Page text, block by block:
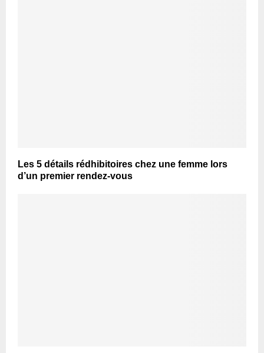
Les 5 détails rédhibitoires chez une femme lors
d’un premier rendez-vous